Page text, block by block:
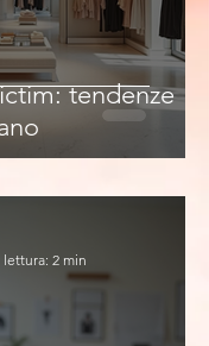
tendenze
2 min